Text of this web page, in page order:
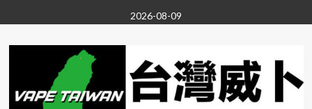
to
content
2026-08-09